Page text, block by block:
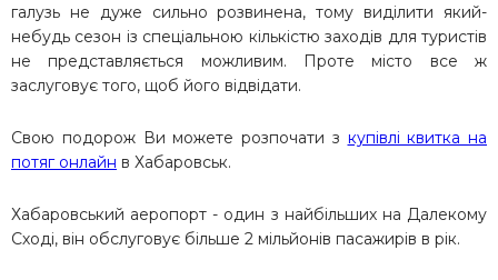
галузь не дуже сильно розвинена, тому виділити який-
небудь сезон із спеціальною кількістю заходів для туристів
не представляється можливим. Проте місто все ж
заслуговує того, щоб його відвідати.
Свою подорож Ви можете розпочати з купівлі квитка на
потяг онлайн в Хабаровськ.
Хабаровський аеропорт - один з найбільших на Далекому
Сході, він обслуговує більше 2 мільйонів пасажирів в рік.